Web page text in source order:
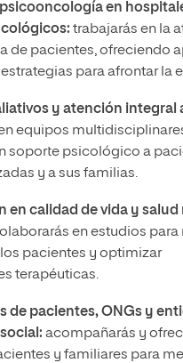
en
trabajarás en la
de pacientes, ofreciendo
para afrontar la
y atención integral
equipos
soporte psicológico a
y a sus familias.
en calidad de vida y salud
en estudios para
pacientes y optimizar
terapéuticas.
de pacientes, ONGs y
acompañarás y
y familiares para